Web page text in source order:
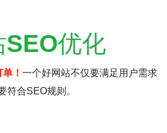
SEO优化
！ 一个好网站不仅要满足用户需求
符合SEO规则。